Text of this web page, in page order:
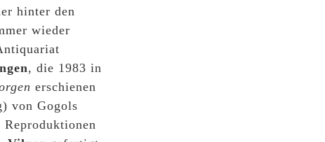
hinter den
wieder
, die 1983 in
erschienen
von Gogols